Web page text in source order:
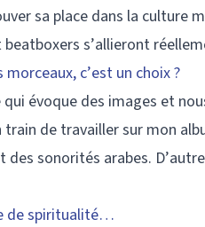
sa place dans la
s’allieront
c’est un choix ?
évoque des images et
de travailler sur mon
sonorités arabes.
de spiritualité…